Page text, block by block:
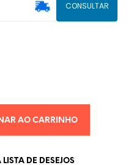
CONSULTAR
AO CARRINHO
DE DESEJOS